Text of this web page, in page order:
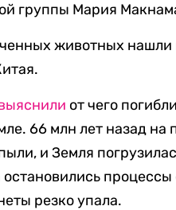
группы Мария
животных нашли
от чего
66 млн лет назад на
и Земля
остановились
резко упала.